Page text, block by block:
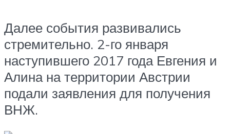
Далее события развивались
стремительно. 2-го января
наступившего 2017 года Евгения и
Алина на территории Австрии
подали заявления для получения
ВНЖ.